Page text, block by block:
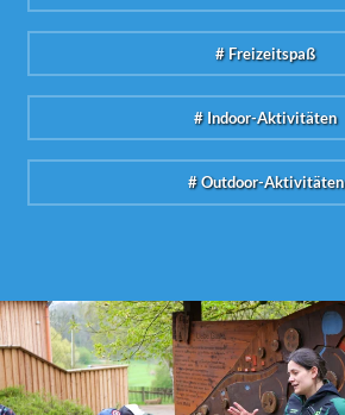
# Freizeitspaß
# Indoor-Aktivitäten
# Outdoor-Aktivitäten